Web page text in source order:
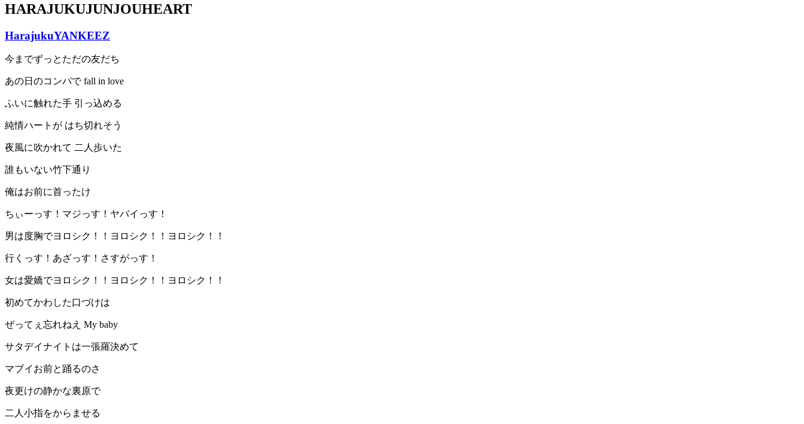
HARAJUKUJUNJOUHEART
HarajukuYANKEEZ
今までずっとただの友だち
あの日のコンパで fall in love
ふいに触れた手 引っ込める
純情ハートが はち切れそう
夜風に吹かれて 二人歩いた
誰もいない竹下通り
俺はお前に首ったけ
ちぃーっす！マジっす！ヤバイっす！
男は度胸でヨロシク！！ヨロシク！！ヨロシク！！
行くっす！あざっす！さすがっす！
女は愛嬌でヨロシク！！ヨロシク！！ヨロシク！！
初めてかわした口づけは
ぜってぇ忘れねえ My baby
サタデイナイトは一張羅決めて
マブイお前と踊るのさ
夜更けの静かな裏原で
二人小指をからませる